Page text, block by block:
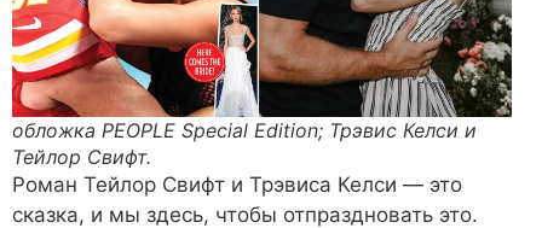
обложка PEOPLE Special Edition; Трэвис Келси и
Тейлор Свифт.
Роман Тейлор Свифт и Трэвиса Келси — это
сказка, и мы здесь, чтобы отпраздновать это.